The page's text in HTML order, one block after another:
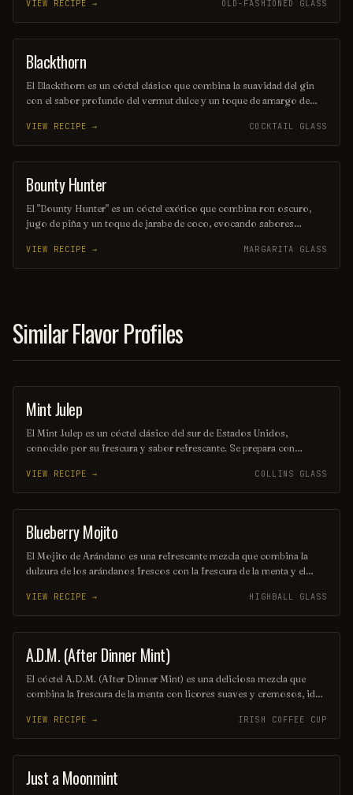
reuniones, este trago es fácil de preparar y seguro que alegrará el
ambiente. ¡Disfrútalo frío y comparte la diversión!
VIEW RECIPE → OLD-FASHIONED GLASS
ORDINARY DRINK
Blackthorn
El Blackthorn es un cóctel clásico que combina la suavidad del gin
con el sabor profundo del vermut dulce y un toque de amargo de
equilibrado, lo convierten en una opción perfecta para quienes
buscan una bebida elegante y sofisticada. Ideal para disfrutar en una
noche especial o como aperitivo antes de una cena.
VIEW RECIPE → COCKTAIL GLASS
COCKTAIL
Bounty Hunter
El "Bounty Hunter" es un cóctel exótico que combina ron oscuro,
jugo de piña y un toque de jarabe de coco, evocando sabores
rodaja de piña y una cereza, este trago es perfecto para aquellos que
buscan una aventura refrescante en cada sorbo. Ideal para disfrutar
VIEW RECIPE → MARGARITA GLASS
Similar Flavor Profiles
ORDINARY DRINK
Mint Julep
El Mint Julep es un cóctel clásico del sur de Estados Unidos,
conocido por su frescura y sabor refrescante. Se prepara con
de metal con hielo picado, lo que lo convierte en la bebida perfecta
para los días calurosos. Su aroma a menta y el dulzor equilibrado lo
hacen irresistible.
VIEW RECIPE → COLLINS GLASS
COCKTAIL
Blueberry Mojito
El Mojito de Arándano es una refrescante mezcla que combina la
dulzura de los arándanos frescos con la frescura de la menta y el
y agua con gas, creando una bebida ideal para disfrutar en días
soleados. Su color azul brillante y su sabor afrutado lo convierten en
una opción irresistible para los amantes de los cócteles.
VIEW RECIPE → HIGHBALL GLASS
COCKTAIL
A.D.M. (After Dinner Mint)
El cóctel A.D.M. (After Dinner Mint) es una deliciosa mezcla que
combina la frescura de la menta con licores suaves y cremosos, ideal
convierte en el cierre perfecto para cualquier cena, dejando una
sensación placentera en el paladar.
VIEW RECIPE → IRISH COFFEE CUP
SHAKE
Just a Moonmint